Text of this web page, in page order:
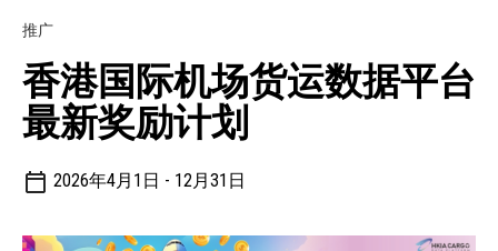
推广
香港国际机场货运数据平台
最新奖励计划
2026年4月1日 - 12月31日